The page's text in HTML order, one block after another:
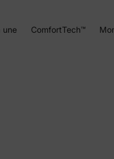
une ComfortTech™